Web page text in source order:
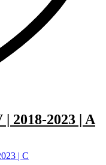
2018-2023 | A